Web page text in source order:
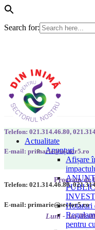
Search for:
Actualitate
Anunțuri
Afișare
Hotarari
pentru
Telefon: 021.314.46.80,
E-mail: primarie@sector5.ro
Program de
Luni - Joi
Telefon: 021.314.46.80,
E-mail: primarie@sector5.ro